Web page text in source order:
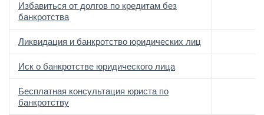
Избавиться от долгов по кредитам без
банкротства
Ликвидация и банкротство юридических лиц
Иск о банкротстве юридического лица
Бесплатная консультация юриста по
банкротству